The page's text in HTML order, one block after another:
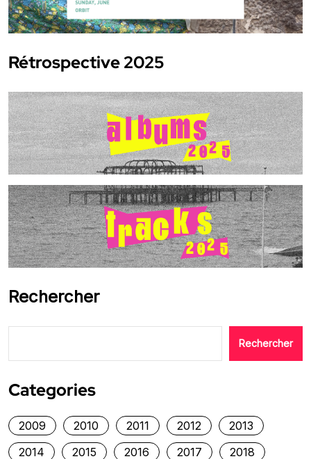
Rétrospective 2025
Rechercher
Rechercher
Categories
2009 2010 2011 2012
2013
2014
2015 2016 2017 2018